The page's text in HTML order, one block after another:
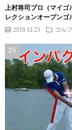
上村将司プロ（マイ
レクションオープンゴ
2019.12.23 ゴル